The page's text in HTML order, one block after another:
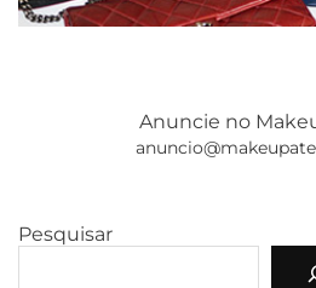
Anuncie no
Pesquisar